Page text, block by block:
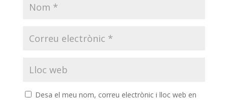
Desa el meu nom, correu electrònic i lloc web en